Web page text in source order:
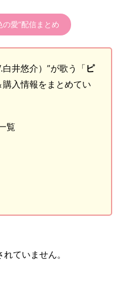
愛”配信まとめ
井悠介）”が歌う「ピ
購入情報をまとめてい
覧
ていません。